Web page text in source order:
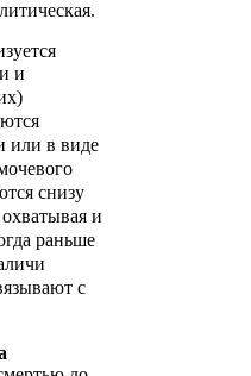
и
или в виде
снизу
и
раньше
с